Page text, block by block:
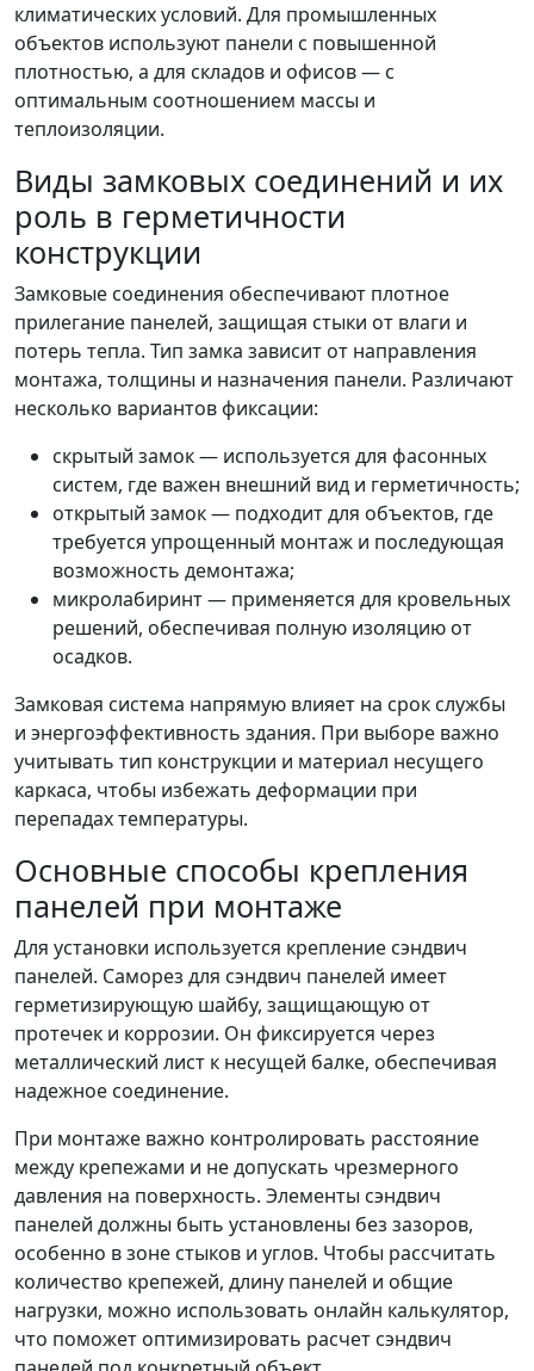
климатических условий. Для промышленных
объектов используют панели с повышенной
плотностью, а для складов и офисов — с
оптимальным соотношением массы и
теплоизоляции.
Виды замковых соединений и их
роль в герметичности
конструкции
Замковые соединения обеспечивают плотное
прилегание панелей, защищая стыки от влаги и
потерь тепла. Тип замка зависит от направления
монтажа, толщины и назначения панели. Различают
несколько вариантов фиксации:
скрытый замок — используется для фасонных
систем, где важен внешний вид и герметичность;
открытый замок — подходит для объектов, где
требуется упрощенный монтаж и последующая
возможность демонтажа;
микролабиринт — применяется для кровельных
решений, обеспечивая полную изоляцию от
осадков.
Замковая система напрямую влияет на срок службы
и энергоэффективность здания. При выборе важно
учитывать тип конструкции и материал несущего
каркаса, чтобы избежать деформации при
перепадах температуры.
Основные способы крепления
панелей при монтаже
Для установки используется крепление сэндвич
панелей. Саморез для сэндвич панелей имеет
герметизирующую шайбу, защищающую от
протечек и коррозии. Он фиксируется через
металлический лист к несущей балке, обеспечивая
надежное соединение.
При монтаже важно контролировать расстояние
между крепежами и не допускать чрезмерного
давления на поверхность. Элементы сэндвич
панелей должны быть установлены без зазоров,
особенно в зоне стыков и углов. Чтобы рассчитать
количество крепежей, длину панелей и общие
нагрузки, можно использовать онлайн калькулятор,
что поможет оптимизировать расчет сэндвич